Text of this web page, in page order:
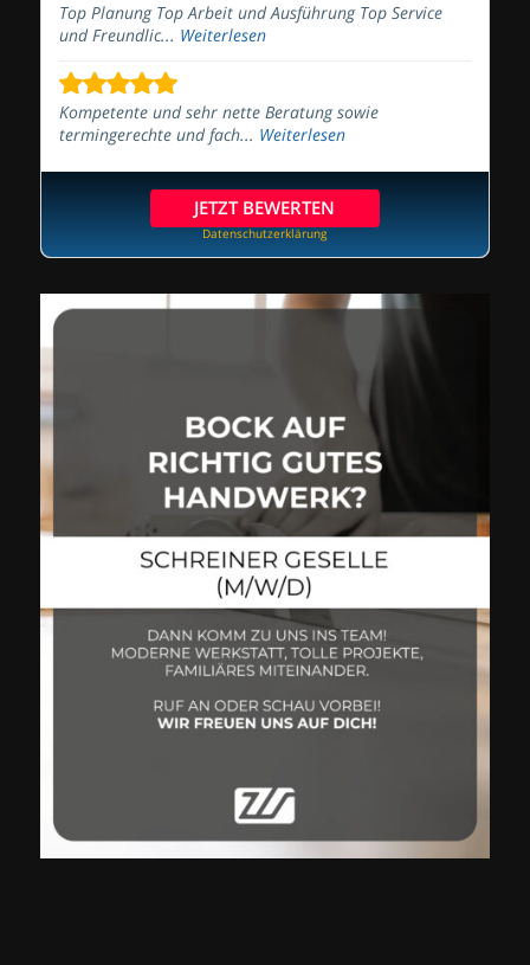
Top Planung Top Arbeit und Ausführung Top Service
und Freundlic... Weiterlesen
Kompetente und sehr nette Beratung sowie
termingerechte und fach... Weiterlesen
JETZT BEWERTEN
Datenschutzerklärung